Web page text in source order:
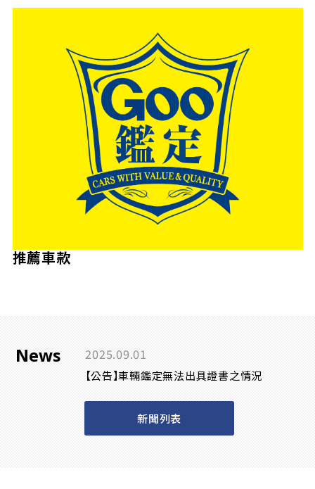
推薦車款
News 2025.09.01
【公告】車輛鑑定無法出具證書之情況
新聞列表